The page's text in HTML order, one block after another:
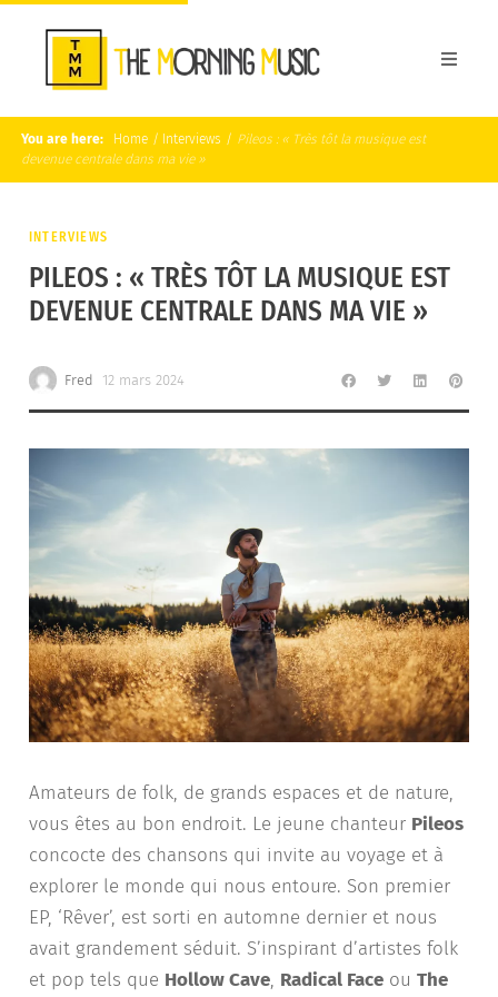
You are here: Home / Interviews / Pileos : « Très tôt la musique est
devenue centrale dans ma vie »
INTERVIEWS
PILEOS : « TRÈS TÔT LA MUSIQUE EST
DEVENUE CENTRALE DANS MA VIE »
Fred 12 mars 2024
Amateurs de folk, de grands espaces et de nature,
vous êtes au bon endroit. Le jeune chanteur Pileos
concocte des chansons qui invite au voyage et à
explorer le monde qui nous entoure. Son premier
EP, ‘Rêver’, est sorti en automne dernier et nous
avait grandement séduit. S’inspirant d’artistes folk
et pop tels que Hollow Cave, Radical Face ou The